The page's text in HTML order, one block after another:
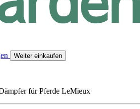
Weiter einkaufen
für Pferde LeMieux